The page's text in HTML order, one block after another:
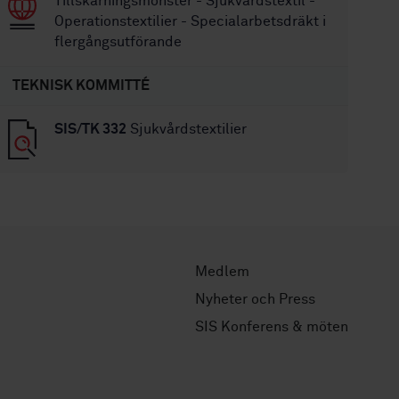
Operationstextilier - Specialarbetsdräkt i
flergångsutförande
TEKNISK KOMMITTÉ
SIS/TK 332 Sjukvårdstextilier
Medlem
Nyheter och Press
SIS Konferens & möten